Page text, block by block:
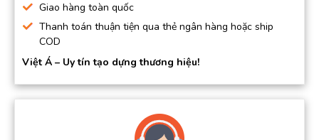
Giao hàng toàn quốc
Thanh toán thuận tiện qua thẻ ngân hàng hoặc ship
COD
Việt Á – Uy tín tạo dựng thương hiệu!